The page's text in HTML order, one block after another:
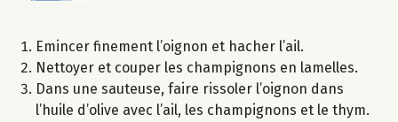
Emincer finement l’oignon et hacher l’ail.
Nettoyer et couper les champignons en lamelles.
Dans une sauteuse, faire rissoler l’oignon dans
l’huile d’olive avec l’ail, les champignons et le thym.